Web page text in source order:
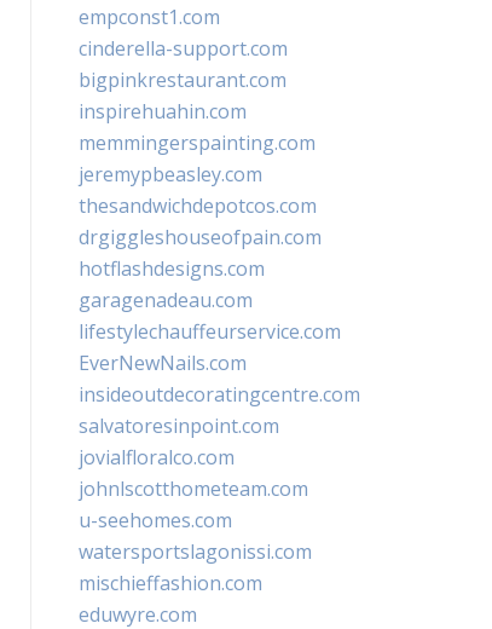
empconst1.com
cinderella-support.com
bigpinkrestaurant.com
inspirehuahin.com
memmingerspainting.com
jeremypbeasley.com
thesandwichdepotcos.com
drgiggleshouseofpain.com
hotflashdesigns.com
garagenadeau.com
lifestylechauffeurservice.com
EverNewNails.com
insideoutdecoratingcentre.com
salvatoresinpoint.com
jovialfloralco.com
johnlscotthometeam.com
u-seehomes.com
watersportslagonissi.com
mischieffashion.com
eduwyre.com